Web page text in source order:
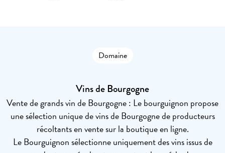
Domaine
Vins de Bourgogne
Vente de grands vin de Bourgogne : Le bourguignon propose
une sélection unique de vins de Bourgogne de producteurs
récoltants en vente sur la boutique en ligne.
Le Bourguignon sélectionne uniquement des vins issus de